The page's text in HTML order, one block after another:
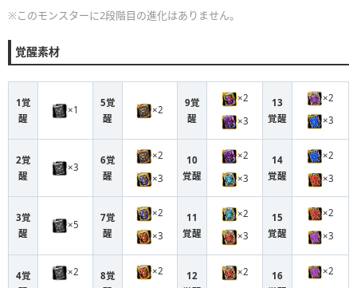
※このモンスターに2段階目の進化はありません。
覚醒素材
1覚
醒
×1
5覚
醒
×2
9覚
醒
×2
×3
13
覚醒
×2
×3
2覚
醒
×3
6覚
醒
×2
×3
10
覚醒
×2
×3
14
覚醒
×2
×3
3覚
醒
×5
7覚
醒
×2
×3
11
覚醒
×2
×3
15
覚醒
×2
×3
4覚
×2
8覚
×2
12
×2
16
×2